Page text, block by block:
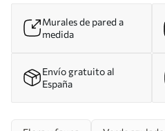
Murales de pared a
medida
Envío gratuito al
España